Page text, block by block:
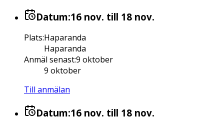
Datum:16 nov. till 18 nov.
Plats:Haparanda
Haparanda
Anmäl senast:9 oktober
9 oktober
Till anmälan
Datum:16 nov. till 18 nov.